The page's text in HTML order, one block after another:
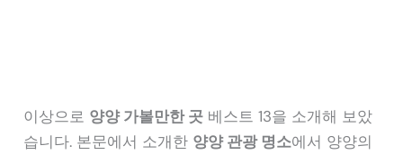
이상으로 양양 가볼만한 곳 베스트 13을 소개해 보았
습니다. 본문에서 소개한 양양 관광 명소에서 양양의